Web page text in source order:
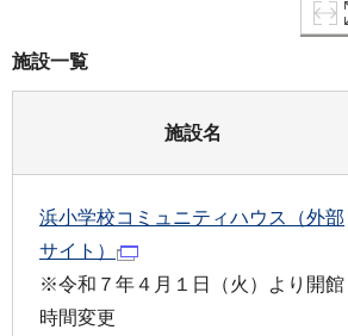
施設一覧
施設名
浜小学校コミュニティハウス（外部
サイト）
※令和７年４月１日（火）より開館
時間変更